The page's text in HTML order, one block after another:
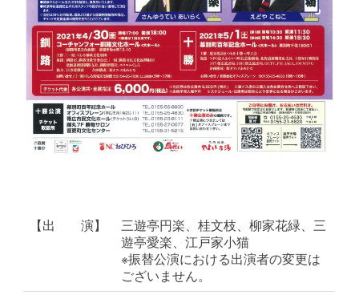
【出 演】
三遊亭円楽、桂文枝、柳家花緑、三
遊亭愛楽、江戸家小猫
※振替公演における出演者の変更は
ございません。